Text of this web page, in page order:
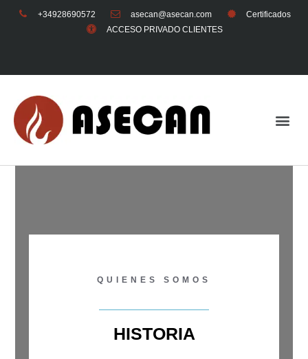
+34928690572 asecan@asecan.com
Certificados
ACCESO PRIVADO CLIENTES
QUIENES SOMOS
HISTORIA